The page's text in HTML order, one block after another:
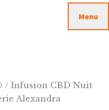
Menu
/ Infusion CBD Nuit
Alexandra